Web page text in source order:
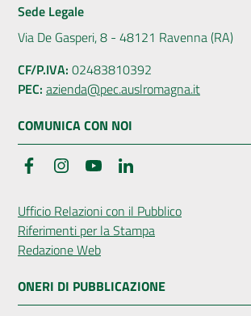
Sede Legale
Via De Gasperi, 8 - 48121 Ravenna (RA)
CF/P.IVA: 02483810392
PEC: azienda@pec.auslromagna.it
COMUNICA CON NOI
FacebookInstagramYouTube
Ufficio Relazioni con il Pubblico
Riferimenti per la Stampa
Redazione Web
ONERI DI PUBBLICAZIONE